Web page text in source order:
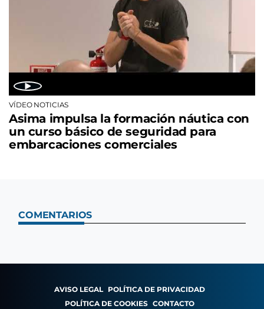
VÍDEO NOTICIAS
Asima impulsa la formación náutica con
un curso básico de seguridad para
embarcaciones comerciales
COMENTARIOS
AVISO LEGAL POLÍTICA DE PRIVACIDAD
POLÍTICA DE COOKIES CONTACTO